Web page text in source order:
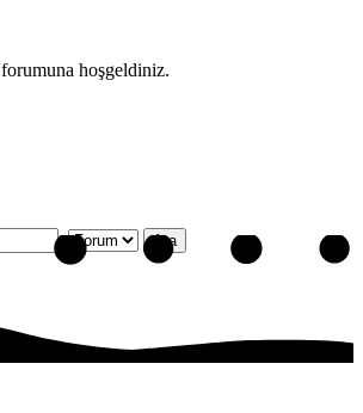
forumuna hoşgeldiniz.